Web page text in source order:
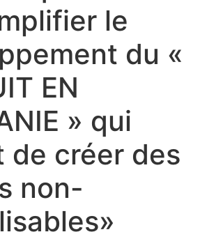
le
du «
EN
» qui
de créer des
non-